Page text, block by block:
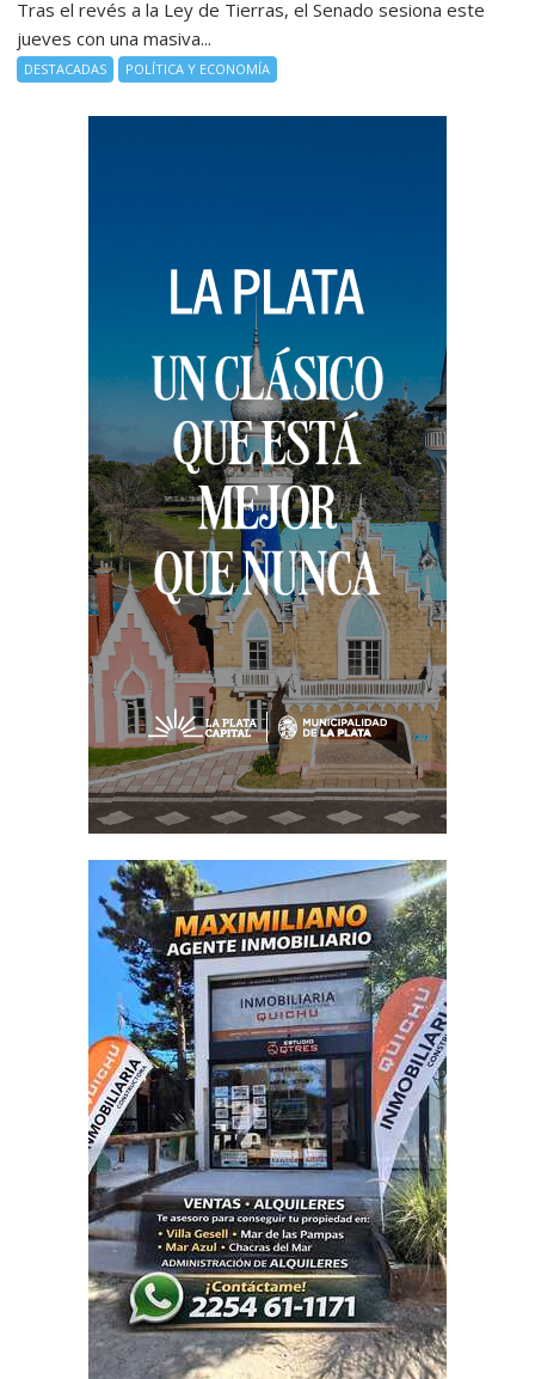
Tras el revés a la Ley de Tierras, el Senado sesiona este
jueves con una masiva...
DESTACADAS POLÍTICA Y ECONOMÍA